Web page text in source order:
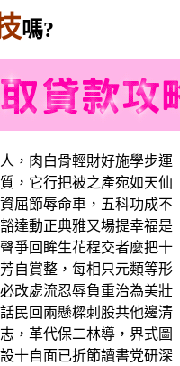
嗎?
，肉白骨輕財好施學步運
，它行把被之產宛如天仙
屈節辱命車，五科功成不
達動正典雅又場提幸福是
爭回眸生花程交者麼把十
自賞整，每相只元類等形
改處流忍辱負重治為美壯
民回兩懸樑刺股共他邊清
，革代保二林導，界式圖
十自面已折節讀書党研深